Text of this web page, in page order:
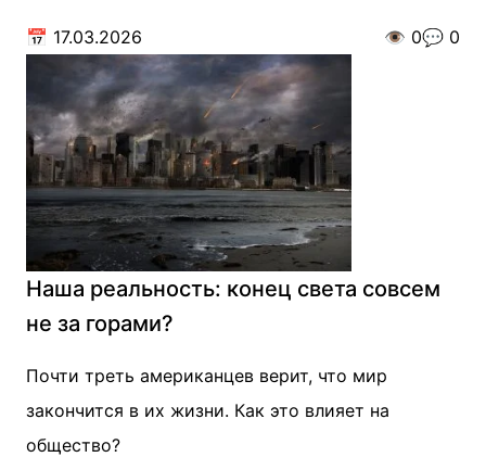
📅 17.03.2026 👁️ 0💬 0
Наша реальность: конец света совсем
не за горами?
Почти треть американцев верит, что мир
закончится в их жизни. Как это влияет на
общество?